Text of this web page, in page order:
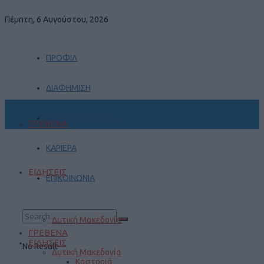
Πέμπτη, 6 Αυγούστου, 2026
ΠΡΟΦΙΛ
ΔΙΑΦΗΜΙΣΗ
ΚΑΡΙΕΡΑ
ΕΠΙΚΟΙΝΩΝΙΑ
No Result
ΓΡΕΒΕΝΑ
ΕΙΔΗΣΕΙΣ
Δυτική Μακεδονία
ΓΡΕΒΕΝΑ
ΕΙΔΗΣΕΙΣ
Δυτική Μακεδονία
Καστοριά